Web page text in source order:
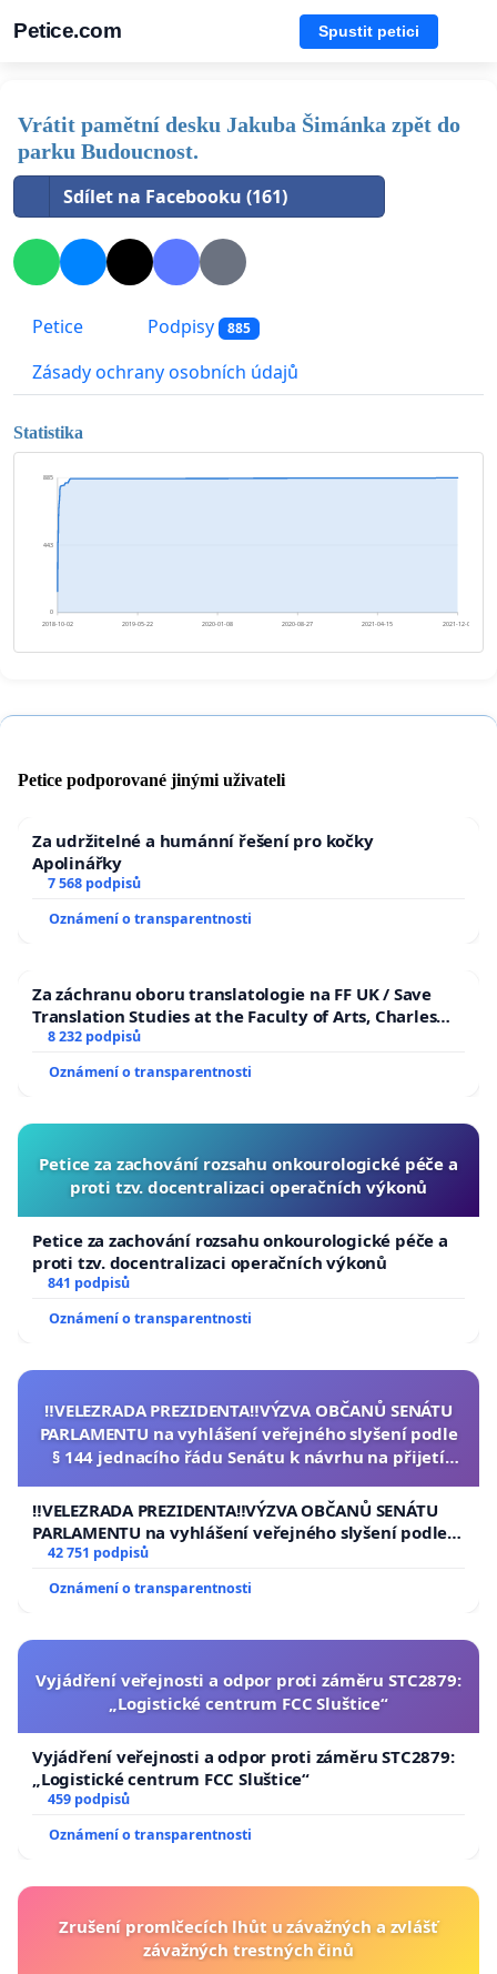
Petice.com Spustit petici
Vrátit pamětní desku Jakuba Šimánka zpět do
parku Budoucnost.
Sdílet na Facebooku (161)
Petice Podpisy 885
Zásady ochrany osobních údajů
Statistika
0
443
885
2018-10-02 2019-05-22 2020-01-08 2020-08-27 2021-04-15 2021-12-03
Petice podporované jinými uživateli
Za udržitelné a humánní řešení pro kočky
Apolinářky
7 568 podpisů
Oznámení o transparentnosti
Za záchranu oboru translatologie na FF UK / Save
Translation Studies at the Faculty of Arts, Charles
University
8 232 podpisů
Oznámení o transparentnosti
Petice za zachování rozsahu onkourologické péče a
proti tzv. docentralizaci operačních výkonů
Petice za zachování rozsahu onkourologické péče a
proti tzv. docentralizaci operačních výkonů
841 podpisů
Oznámení o transparentnosti
‼️VELEZRADA PREZIDENTA‼️VÝZVA OBČANŮ SENÁTU
PARLAMENTU na vyhlášení veřejného slyšení podle
§ 144 jednacího řádu Senátu k návrhu na přijetí
republiky
‼️VELEZRADA PREZIDENTA‼️VÝZVA OBČANŮ SENÁTU
PARLAMENTU na vyhlášení veřejného slyšení podle §
144 jednacího řádu Senátu k návrhu na přijetí
republiky
42 751 podpisů
Oznámení o transparentnosti
Vyjádření veřejnosti a odpor proti záměru STC2879:
„Logistické centrum FCC Sluštice“
Vyjádření veřejnosti a odpor proti záměru STC2879:
„Logistické centrum FCC Sluštice“
459 podpisů
Oznámení o transparentnosti
Zrušení promlčecích lhůt u závažných a zvlášť
závažných trestných činů